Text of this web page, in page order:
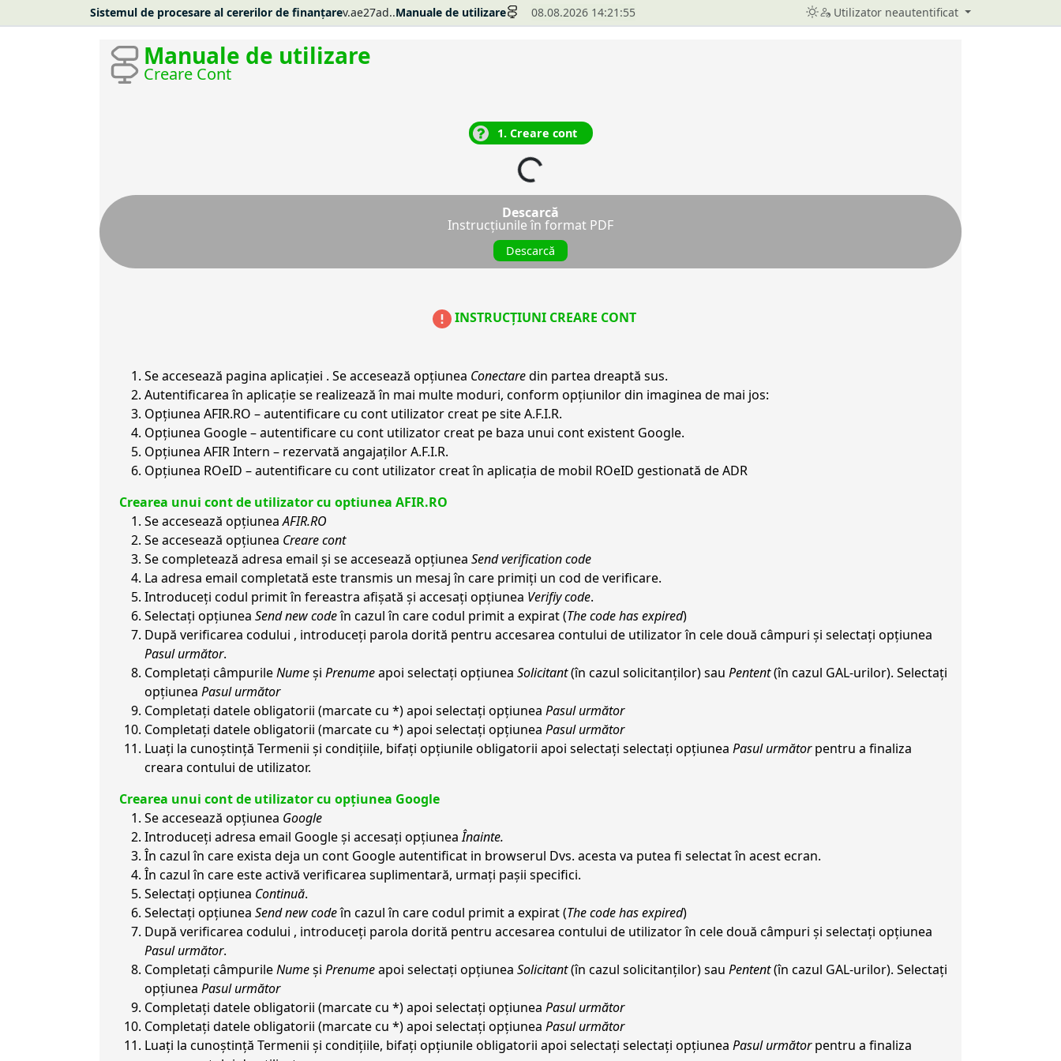
Sistemul de procesare al cererilor de finanțarev.ae27ad..Manuale de utilizare 08.08.2026 14:21:55 Utilizator neautentificat
Manuale de utilizare
Creare Cont
1. Creare cont
Așteptați...
Descarcă
Instrucțiunile în format PDF
Descarcă
INSTRUCŢIUNI CREARE CONT
Se accesează pagina aplicației . Se accesează opțiunea Conectaredin partea dreaptă sus.
Autentificarea în aplicație se realizează în mai multe moduri, conform opțiunilor din imaginea de mai jos:
Opțiunea AFIR.RO – autentificare cu cont utilizator creat pe site A.F.I.R.
Opțiunea Google – autentificare cu cont utilizator creat pe baza unui cont existent Google.
Opțiunea AFIR Intern – rezervată angajaților A.F.I.R.
Opțiunea ROeID – autentificare cu cont utilizator creat în aplicația de mobil ROeID gestionată de ADR
Crearea unui cont de utilizator cu optiunea AFIR.RO
Se accesează opțiuneaAFIR.RO
Se accesează opțiunea Creare cont
Se completează adresa email și se accesează opțiunea Send verification code
La adresa email completată este transmis un mesaj în care primiți un cod de verificare.
Introduceți codul primit în fereastra afișată și accesați opțiunea Verifiy code.
Selectați opțiunea Send new codeîn cazul în care codul primit a expirat (The code has expired)
După verificarea codului , introduceți parola dorită pentru accesarea contului de utilizator în cele două câmpuri și selectați opțiunea
Pasul următor.
Completați câmpurileNumeși Prenumeapoi selectați opțiunea Solicitant(în cazul solicitanților) sau Pentent(în cazul GAL-urilor). Selectați
opțiunea Pasul următor
Completați datele obligatorii (marcate cu *) apoi selectați opțiunea Pasul următor
Completați datele obligatorii (marcate cu *) apoi selectați opțiunea Pasul următor
Luați la cunoștință Termenii și condițiile, bifați opțiunile obligatorii apoi selectați selectați opțiunea Pasul următorpentru a finaliza
creara contului de utilizator.
Crearea unui cont de utilizator cu opțiunea Google
Se accesează opțiunea Google
Introduceți adresa email Google și accesați opțiuneaÎnainte.
În cazul în care exista deja un cont Google autentificat in browserul Dvs. acesta va putea fi selectat în acest ecran.
În cazul în care este activă verificarea suplimentară, urmați pașii specifici.
Selectați opțiunea Continuă.
Selectați opțiunea Send new codeîn cazul în care codul primit a expirat (The code has expired)
După verificarea codului , introduceți parola dorită pentru accesarea contului de utilizator în cele două câmpuri și selectați opțiunea
Pasul următor.
Completați câmpurileNumeși Prenumeapoi selectați opțiunea Solicitant(în cazul solicitanților) sau Pentent(în cazul GAL-urilor). Selectați
opțiunea Pasul următor
Completați datele obligatorii (marcate cu *) apoi selectați opțiunea Pasul următor
Completați datele obligatorii (marcate cu *) apoi selectați opțiunea Pasul următor
Luați la cunoștință Termenii și condițiile, bifați opțiunile obligatorii apoi selectați selectați opțiunea Pasul următorpentru a finaliza